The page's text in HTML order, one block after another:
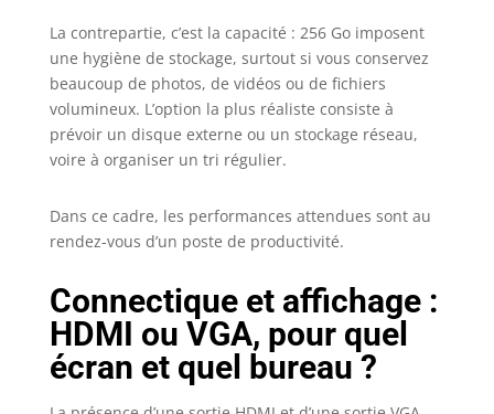
La contrepartie, c’est la capacité : 256 Go imposent
une hygiène de stockage, surtout si vous conservez
beaucoup de photos, de vidéos ou de fichiers
volumineux. L’option la plus réaliste consiste à
prévoir un disque externe ou un stockage réseau,
voire à organiser un tri régulier.
Dans ce cadre, les performances attendues sont au
rendez-vous d’un poste de productivité.
Connectique et affichage :
HDMI ou VGA, pour quel
écran et quel bureau ?